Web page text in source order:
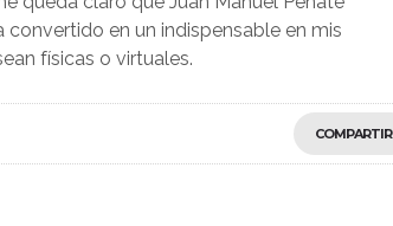
convertido en un indispensable en mis
físicas o virtuales.
COMPARTIR